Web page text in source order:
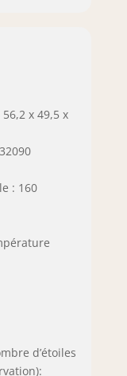
x 49,5 x
: 160
d’étoiles